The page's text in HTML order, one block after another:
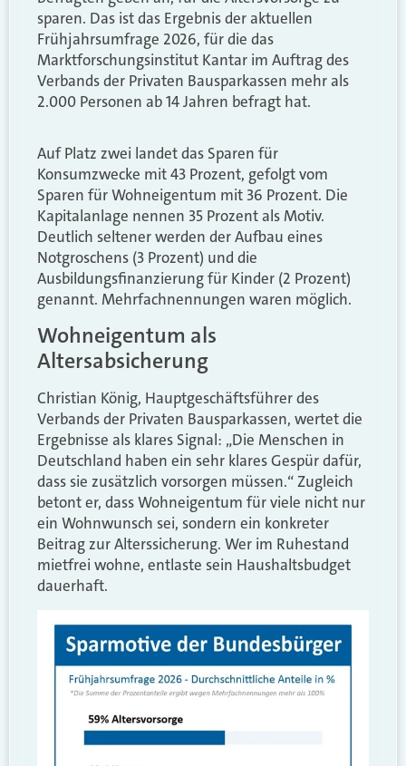
sparen. Das ist das Ergebnis der aktuellen
Frühjahrsumfrage 2026, für die das
Marktforschungsinstitut Kantar im Auftrag des
Verbands der Privaten Bausparkassen mehr als
2.000 Personen ab 14 Jahren befragt hat.
Auf Platz zwei landet das Sparen für
Konsumzwecke mit 43 Prozent, gefolgt vom
Sparen für Wohneigentum mit 36 Prozent. Die
Kapitalanlage nennen 35 Prozent als Motiv.
Deutlich seltener werden der Aufbau eines
Notgroschens (3 Prozent) und die
Ausbildungsfinanzierung für Kinder (2 Prozent)
genannt. Mehrfachnennungen waren möglich.
Wohneigentum als
Altersabsicherung
Christian König, Hauptgeschäftsführer des
Verbands der Privaten Bausparkassen, wertet die
Ergebnisse als klares Signal: „Die Menschen in
Deutschland haben ein sehr klares Gespür dafür,
dass sie zusätzlich vorsorgen müssen.“ Zugleich
betont er, dass Wohneigentum für viele nicht nur
ein Wohnwunsch sei, sondern ein konkreter
Beitrag zur Alterssicherung. Wer im Ruhestand
mietfrei wohne, entlaste sein Haushaltsbudget
dauerhaft.